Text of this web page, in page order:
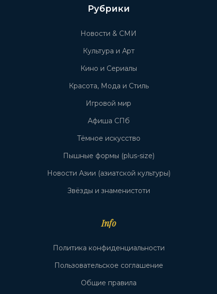
Рубрики
Новости & СМИ
Культура и Арт
Кино и Сериалы
Красота, Мода и Стиль
Игровой мир
Афиша СПб
Тёмное искусство
Пышные формы (plus-size)
Новости Азии (азиатской культуры)
Звёзды и знаменистоти
Info
Политика конфиденциальности
Пользовательское соглашение
Общие правила